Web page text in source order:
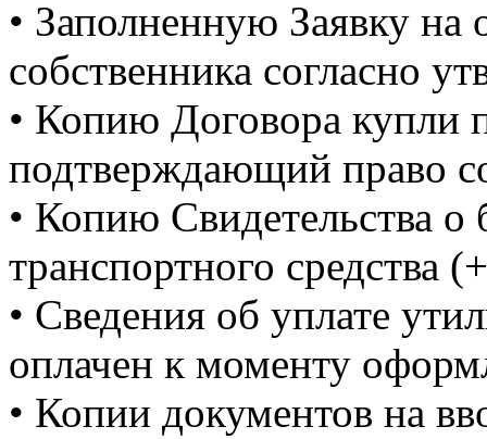
• Заполненную Заявку
собственника согласно
• Копию Договора купли
подтверждающий право
• Копию Свидетельства о
транспортного средства
• Сведения об уплате
оплачен к моменту
• Копии документов на